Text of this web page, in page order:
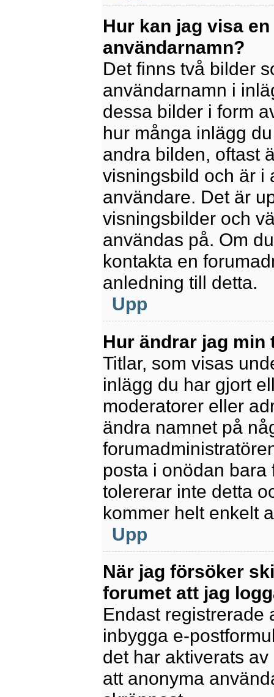
Hur kan jag visa
användarnamn?
Det finns två bilder
användarnamn i
dessa bilder i form
hur många inlägg
andra bilden, oftast
visningsbild och är i
användare. Det är
visningsbilder och
användas på. Om
kontakta en
anledning till detta.
Upp
Hur ändrar jag min
Titlar, som visas
inlägg du har gjort
moderatorer eller
ändra namnet på
posta i onödan bara
tolererar inte detta
kommer helt enkelt
Upp
När jag försöker
forumet att jag
Endast registrerade
inbygga e-
det har aktiverats
att anonyma